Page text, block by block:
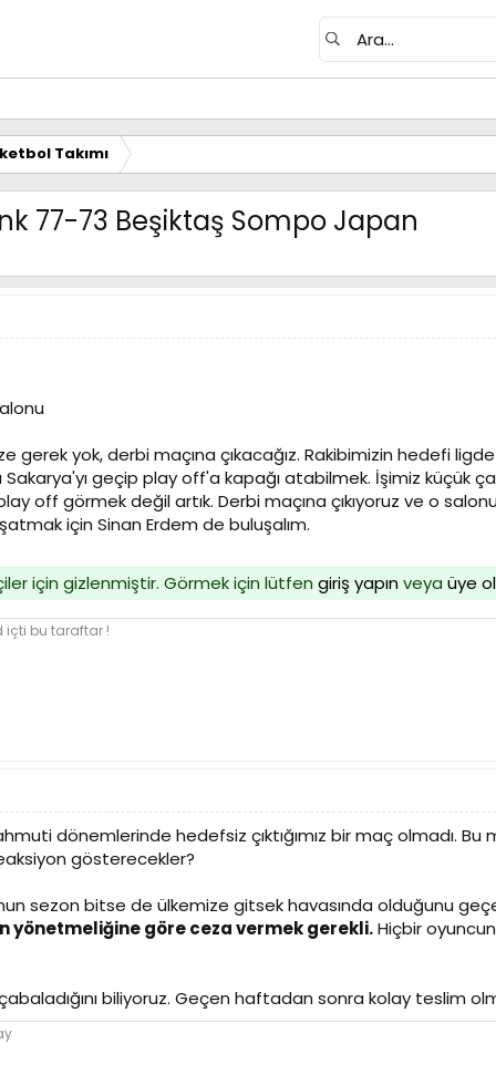
Takımı
77-73 Beşiktaş Sompo Japan
gerek yok, derbi maçına çıkacağız. Rakibimizin hedefi
Sakarya'yı geçip play off'a kapağı atabilmek. İşimiz küçük
off görmek değil artık. Derbi maçına çıkıyoruz ve o
için Sinan Erdem de buluşalım.
için gizlenmiştir. Görmek için lütfen giriş yapınveya üye
içti bu taraftar !
dönemlerinde hedefsiz çıktığımız bir maç olmadı.
gösterecekler?
sezon bitse de ülkemize gitsek havasında olduğunu
yönetmeliğine göre ceza vermek gerekli.Hiçbir
biliyoruz. Geçen haftadan sonra kolay teslim